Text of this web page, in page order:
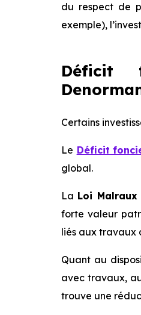
du respect de
exemple),
Déficit
Certains
Le Déficit
global.
La Loi Malraux
forte valeur
liés aux travaux
Quant au
avec travaux,
trouve une